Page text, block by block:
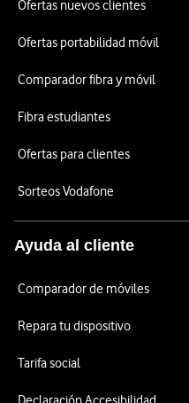
Ofertas nuevos clientes
Ofertas portabilidad móvil
Comparador fibra y móvil
Fibra estudiantes
Ofertas para clientes
Sorteos Vodafone
Ayuda al cliente
Comparador de móviles
Repara tu dispositivo
Tarifa social